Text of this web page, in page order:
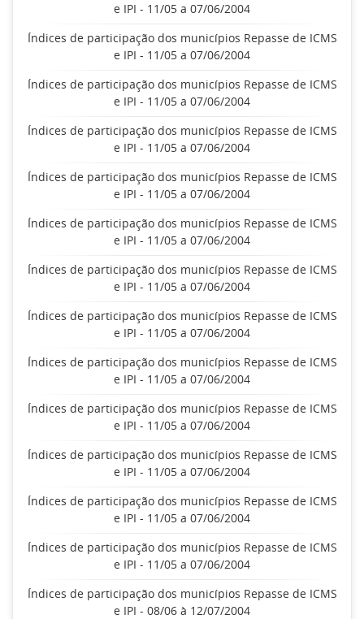
e IPI - 11/05 a 07/06/2004
Índices de participação dos municípios Repasse de ICMS
e IPI - 11/05 a 07/06/2004
Índices de participação dos municípios Repasse de ICMS
e IPI - 11/05 a 07/06/2004
Índices de participação dos municípios Repasse de ICMS
e IPI - 11/05 a 07/06/2004
Índices de participação dos municípios Repasse de ICMS
e IPI - 11/05 a 07/06/2004
Índices de participação dos municípios Repasse de ICMS
e IPI - 11/05 a 07/06/2004
Índices de participação dos municípios Repasse de ICMS
e IPI - 11/05 a 07/06/2004
Índices de participação dos municípios Repasse de ICMS
e IPI - 11/05 a 07/06/2004
Índices de participação dos municípios Repasse de ICMS
e IPI - 11/05 a 07/06/2004
Índices de participação dos municípios Repasse de ICMS
e IPI - 11/05 a 07/06/2004
Índices de participação dos municípios Repasse de ICMS
e IPI - 11/05 a 07/06/2004
Índices de participação dos municípios Repasse de ICMS
e IPI - 11/05 a 07/06/2004
Índices de participação dos municípios Repasse de ICMS
e IPI - 11/05 a 07/06/2004
Índices de participação dos municípios Repasse de ICMS
e IPI - 08/06 à 12/07/2004